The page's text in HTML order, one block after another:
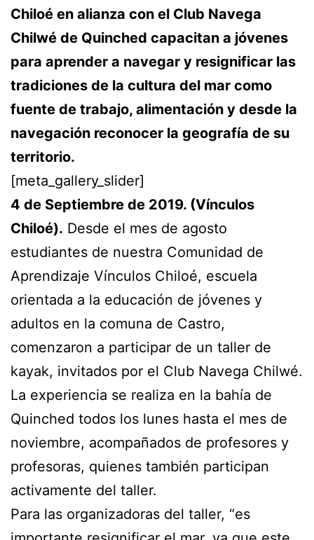
Chiloé en alianza con el Club Navega
Chilwé de Quinched capacitan a jóvenes
para aprender a navegar y resignificar las
tradiciones de la cultura del mar como
fuente de trabajo, alimentación y desde la
navegación reconocer la geografía de su
territorio.
[meta_gallery_slider]
4 de Septiembre de 2019. (Vínculos
Chiloé). Desde el mes de agosto
estudiantes de nuestra Comunidad de
Aprendizaje Vínculos Chiloé, escuela
orientada a la educación de jóvenes y
adultos en la comuna de Castro,
comenzaron a participar de un taller de
kayak, invitados por el Club Navega Chilwé.
La experiencia se realiza en la bahía de
Quinched todos los lunes hasta el mes de
noviembre, acompañados de profesores y
profesoras, quienes también participan
activamente del taller.
Para las organizadoras del taller, “es